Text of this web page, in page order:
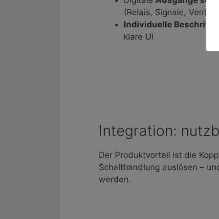
(Relais, Signale, Ventile)
Individuelle
klare UI
Integration:
Der Produktvorteil ist die
Schalthandlung auslösen –
werden.